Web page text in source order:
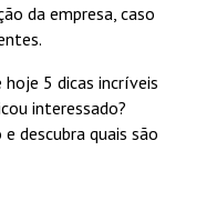
da empresa, caso
5 dicas incríveis
interessado?
descubra quais são